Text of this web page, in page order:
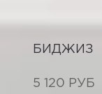
БИДЖИЗ
5 120 РУБ